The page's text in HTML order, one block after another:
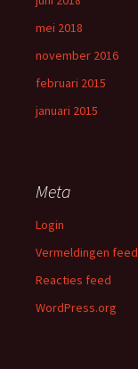
mei 2018
november 2016
februari 2015
januari 2015
Meta
Login
Vermeldingen feed
Reacties feed
WordPress.org